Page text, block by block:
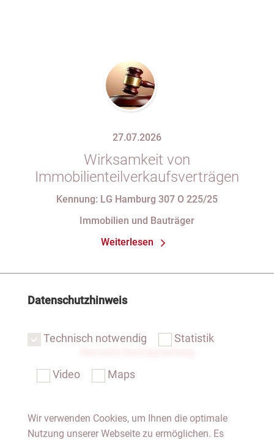
27.07.2026
Wirksamkeit von
Immobilienteilverkaufsverträgen
Kennung: LG Hamburg 307 O 225/25
Immobilien und Bauträger
Weiterlesen
Datenschutzhinweis
Technisch notwendig Statistik
Video Maps
Wir verwenden Cookies, um Ihnen die optimale
Nutzung unserer Webseite zu ermöglichen. Es